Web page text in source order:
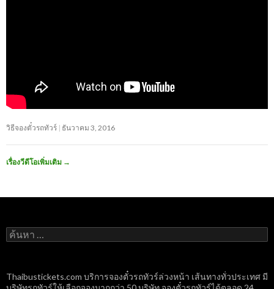
วิธีจองตั๋วรถทัวร์ ธันวาคม 3, 2016
เรื่องวีดีโอเพิ่มเติม →
ค้นหา
สำหรับ:
Thaibustickets.com บริการจองตั๋วรถทัวร์ล่วงหน้า เส้นทางทั่วประเทศ มี